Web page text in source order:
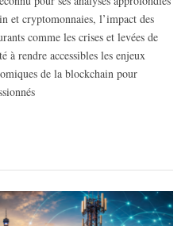
et cryptomonnaies, l’impact des
comme les crises et levées de
à rendre accessibles les enjeux
de la blockchain pour